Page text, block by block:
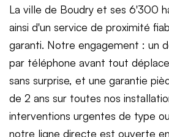
La ville de Boudry et ses 6'300
ainsi d'un service de proximité
garanti. Notre engagement : un
par téléphone avant tout
sans surprise, et une garantie
de 2 ans sur toutes nos
interventions urgentes de type
notre ligne directe est ouverte